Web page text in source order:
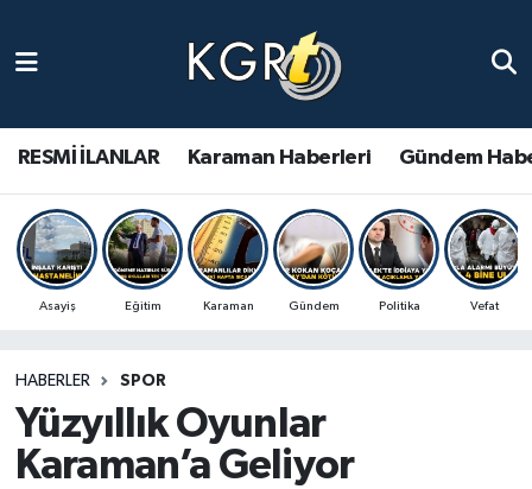
RESMİ İLANLAR Karaman Haberleri Gündem
Asayiş Eğitim Karaman Gündem Politika Vefat
HABERLER SPOR
Yüzyıllık Oyunlar
Karaman’a Geliyor
Gündem Haberleri
Güncel Haberler
Spor Haberleri
Ulusal Haberler
Vefat Edenler